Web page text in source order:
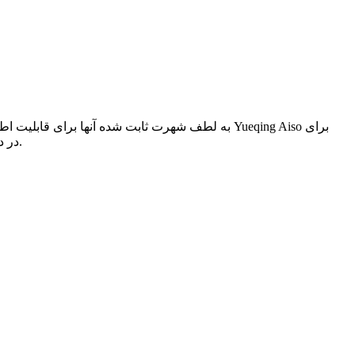
سازندگان تجهیزات اصلی (OEM) در دسترس است تا در تاسیسات خود یا برای استفاده در پروژه های تعمیر، مقاوم سازی و ارتقاء استفاده شود.